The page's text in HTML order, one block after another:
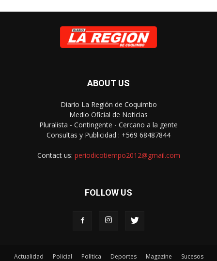
ABOUT US
Diario La Región de Coquimbo
Medio Oficial de Noticias
Pluralista - Contingente - Cercano a la gente
Consultas y Publicidad : +569 68487844
Contact us: periodicotiempo2012@gmail.com
FOLLOW US
Actualidad Policial Política Deportes Magazine Sucesos